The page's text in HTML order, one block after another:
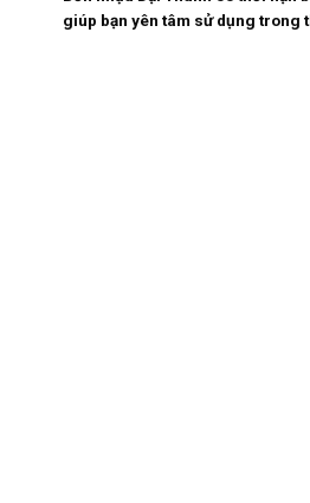
giúp bạn yên tâm sử dụng trong